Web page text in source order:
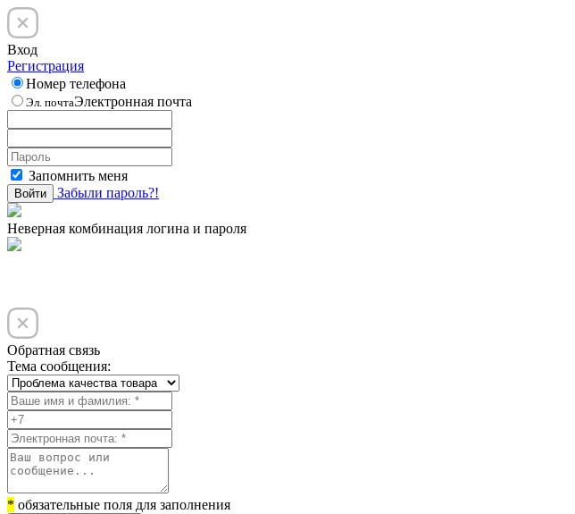
Вход
Регистрация
Номер телефона
Эл. почтаЭлектронная почта
Запомнить меня
Войти Забыли пароль?!
Неверная комбинация логина и пароля
Обратная связь
Тема сообщения:
* обязательные поля для заполнения